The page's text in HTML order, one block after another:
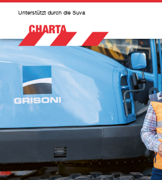
Unterstützt durch die Suva